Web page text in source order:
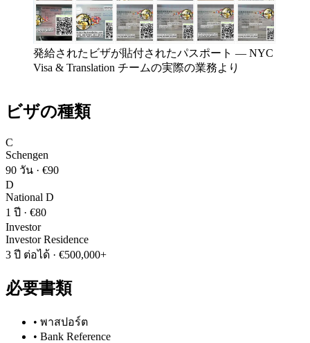
発給されたビザが貼付されたパスポート — NYC
Visa & Translation チームの実際の業務より
ビザの種類
C
Schengen
90 วัน · €90
D
National D
1 ปี · €80
Investor
Investor Residence
3 ปี ต่อได้ · €500,000+
必要書類
• พาสปอร์ต
• Bank Reference